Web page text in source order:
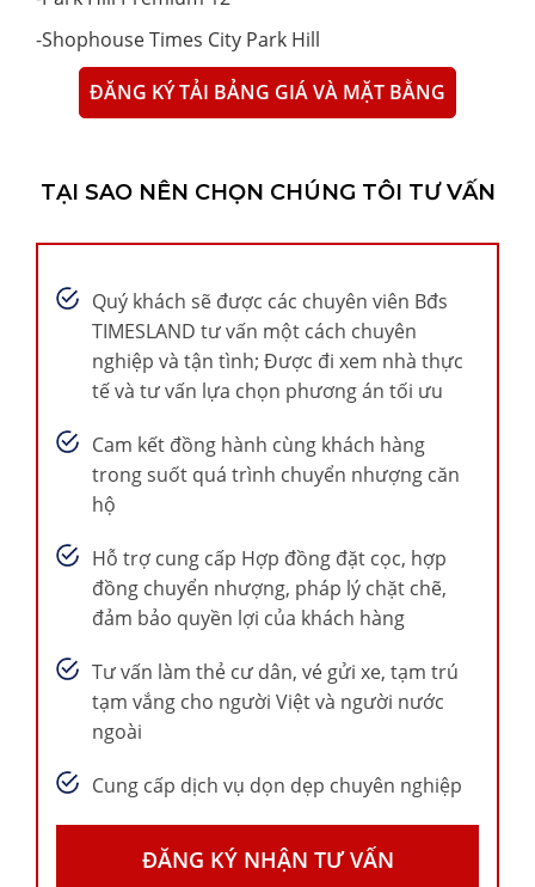
-Shophouse Times City Park Hill
ĐĂNG KÝ TẢI BẢNG GIÁ VÀ MẶT BẰNG
TẠI SAO NÊN CHỌN CHÚNG TÔI TƯ VẤN
Quý khách sẽ được các chuyên viên Bđs
TIMESLAND tư vấn một cách chuyên
nghiệp và tận tình; Được đi xem nhà thực
tế và tư vấn lựa chọn phương án tối ưu
Cam kết đồng hành cùng khách hàng
trong suốt quá trình chuyển nhượng căn
hộ
Hỗ trợ cung cấp Hợp đồng đặt cọc, hợp
đồng chuyển nhượng, pháp lý chặt chẽ,
đảm bảo quyền lợi của khách hàng
Tư vấn làm thẻ cư dân, vé gửi xe, tạm trú
tạm vắng cho người Việt và người nước
ngoài
Cung cấp dịch vụ dọn dẹp chuyên nghiệp
ĐĂNG KÝ NHẬN TƯ VẤN